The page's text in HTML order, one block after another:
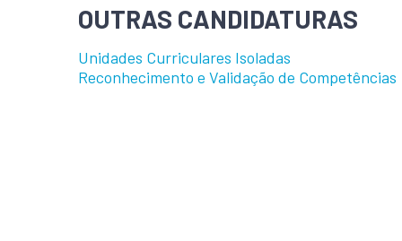
OUTRAS CANDIDATURAS
Unidades Curriculares Isoladas
Reconhecimento e Validação de Competências